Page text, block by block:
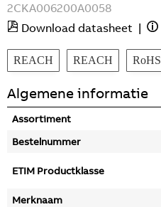
2CKA006200A0058
Download datasheet |
REACH REACH RoHS
Algemene informatie
Assortiment
Bestelnummer
ETIM Productklasse
Merknaam